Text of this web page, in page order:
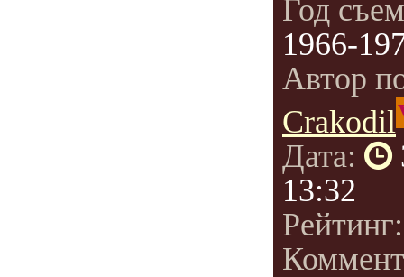
Год
1966-
Автор
Crakodil
Дата:
13:32